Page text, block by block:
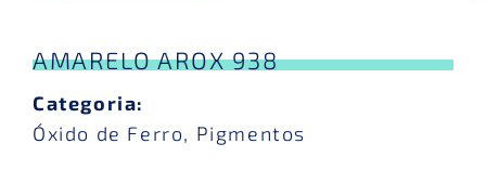
AMARELO AROX 938
Categoria:
Óxido de Ferro, Pigmentos